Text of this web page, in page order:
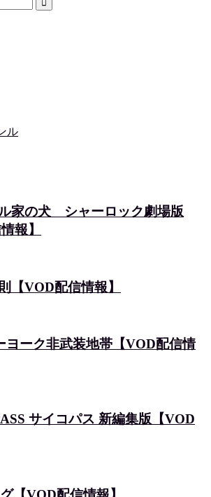
ル
家の犬 シャーロック劇場版
報】
【VOD配信情報】
ヨーク非武装地帯【VOD配信情
サイコパス 新編集版【VOD